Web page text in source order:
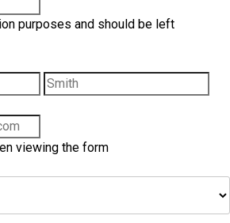
purposes and should be left
First name
viewing the form